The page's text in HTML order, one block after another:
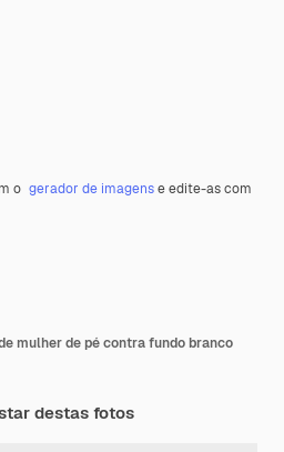
o gerador de imagense edite-as com
mulher de pé contra fundo branco
destas fotos